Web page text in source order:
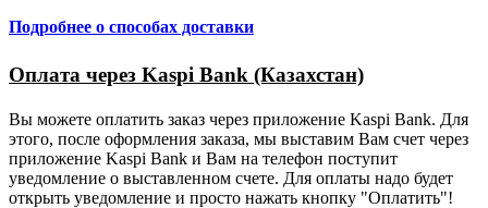
Подробнее о способах доставки
Оплата через Kaspi Bank (Казахстан)
Вы можете оплатить заказ через приложение Kaspi Bank. Для
этого, после оформления заказа, мы выставим Вам счет через
приложение Kaspi Bank и Вам на телефон поступит
уведомление о выставленном счете. Для оплаты надо будет
открыть уведомление и просто нажать кнопку "Оплатить"!